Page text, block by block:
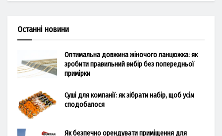
Останні новини
Оптимальна довжина жіночого ланцюжка: як
зробити правильний вибір без попередньої
примірки
Суші для компанії: як зібрати набір, щоб усім
сподобалося
Як безпечно орендувати приміщення для